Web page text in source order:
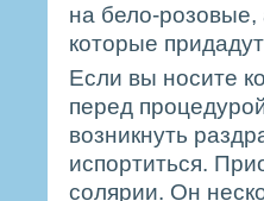
на бело-
которые
Если вы носите
перед
возникнуть
испортиться.
солярии. Он